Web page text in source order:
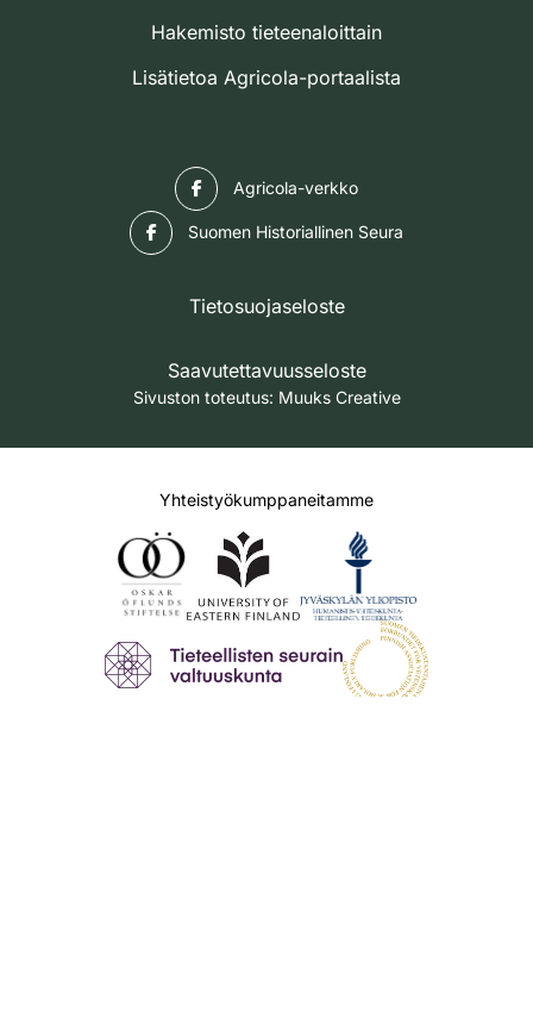
Hakemisto tieteenaloittain
Lisätietoa Agricola-portaalista
Agricola-verkko
Suomen Historiallinen Seura
Tietosuojaseloste
Saavutettavuusseloste
Sivuston toteutus: Muuks Creative
Yhteistyökumppaneitamme